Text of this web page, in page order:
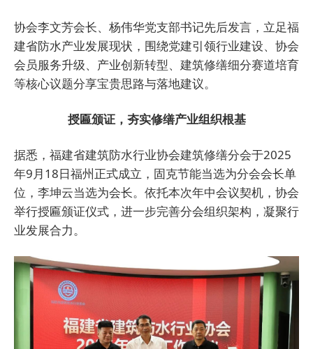
协会李文芳会长、杨伟华党支部书记先后发言，立足福
建省防水产业发展现状，围绕党建引领行业建设、协会
会员服务升级、产业创新转型、建筑修缮细分赛道培育
等核心议题分享宝贵思路与落地建议。
授匾颁证，夯实修缮产业组织根基
据悉，福建省建筑防水行业协会建筑修缮分会于2025
年9月18日福州正式成立，固克节能当选为分会会长单
位，李坤云当选为会长。依托本次年中会议契机，协会
举行授匾颁证仪式，进一步完善分会组织架构，凝聚行
业发展合力。